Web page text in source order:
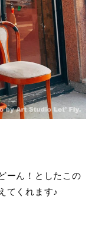
ーん！としたこの
てくれます♪